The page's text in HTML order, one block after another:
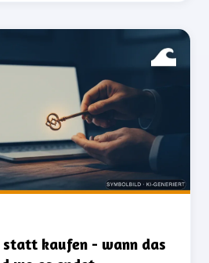
kaufen - wann das